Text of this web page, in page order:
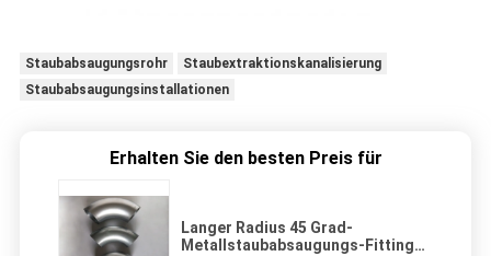
Staubabsaugungsrohr
Staubextraktionskanalisierung
Staubabsaugungsinstallationen
Erhalten Sie den besten Preis für
Langer Radius 45 Grad-
Metallstaubabsaugungs-Fittings-